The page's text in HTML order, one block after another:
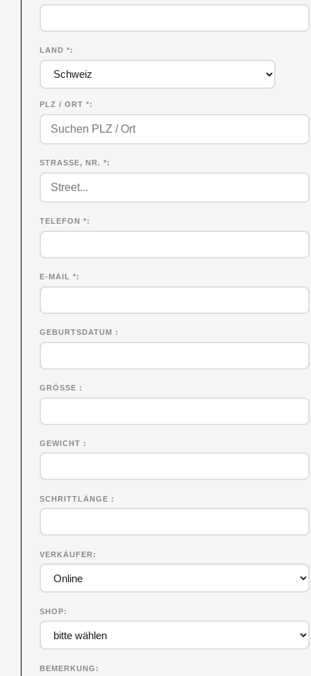
LAND *
PLZ / ORT *
STRASSE, NR. *
TELEFON *
E-MAIL *
GEBURTSDATUM
GRÖSSE
GEWICHT
SCHRITTLÄNGE
VERKÄUFER
SHOP
BEMERKUNG